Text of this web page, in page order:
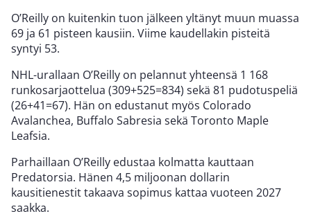
O’Reilly on kuitenkin tuon jälkeen yltänyt muun muassa
69 ja 61 pisteen kausiin. Viime kaudellakin pisteitä
syntyi 53.
NHL-urallaan O’Reilly on pelannut yhteensä 1 168
runkosarjaottelua (309+525=834) sekä 81 pudotuspeliä
(26+41=67). Hän on edustanut myös Colorado
Avalanchea, Buffalo Sabresia sekä Toronto Maple
Leafsia.
Parhaillaan O’Reilly edustaa kolmatta kauttaan
Predatorsia. Hänen 4,5 miljoonan dollarin
kausitienestit takaava sopimus kattaa vuoteen 2027
saakka.